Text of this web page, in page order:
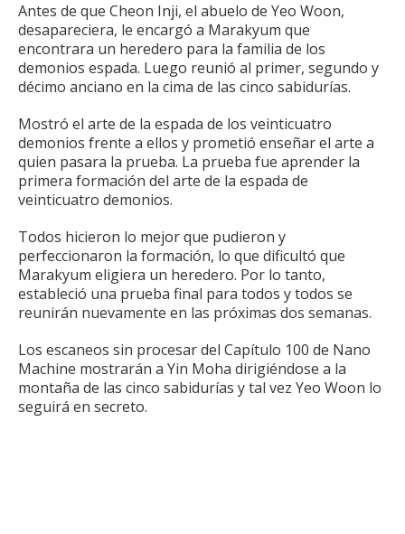
Antes de que Cheon Inji, el abuelo de Yeo Woon,
desapareciera, le encargó a Marakyum que
encontrara un heredero para la familia de los
demonios espada. Luego reunió al primer, segundo y
décimo anciano en la cima de las cinco sabidurías.
Mostró el arte de la espada de los veinticuatro
demonios frente a ellos y prometió enseñar el arte a
quien pasara la prueba. La prueba fue aprender la
primera formación del arte de la espada de
veinticuatro demonios.
Todos hicieron lo mejor que pudieron y
perfeccionaron la formación, lo que dificultó que
Marakyum eligiera un heredero. Por lo tanto,
estableció una prueba final para todos y todos se
reunirán nuevamente en las próximas dos semanas.
Los escaneos sin procesar del Capítulo 100 de Nano
Machine mostrarán a Yin Moha dirigiéndose a la
montaña de las cinco sabidurías y tal vez Yeo Woon lo
seguirá en secreto.